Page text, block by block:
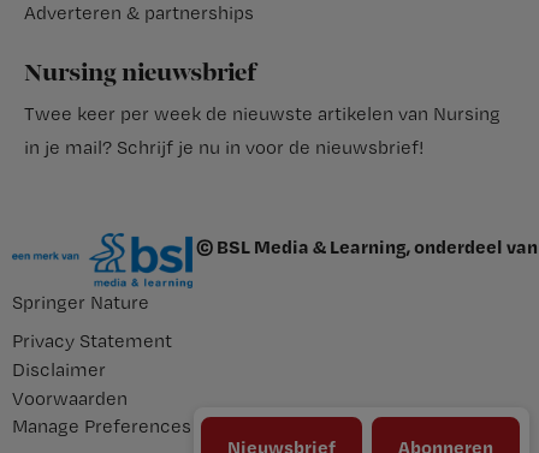
Nieuwsbrief Abonneren
Adverteren & partnerships
Nursing nieuwsbrief
Twee keer per week de nieuwste artikelen van Nursing
in je mail? Schrijf je nu in voor de nieuwsbrief!
© BSL Media & Learning, onderdeel van
Springer Nature
Privacy Statement
Disclaimer
Voorwaarden
Manage Preferences